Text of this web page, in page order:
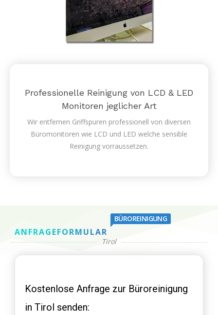
Professionelle Reinigung von LCD & LED
Monitoren jeglicher Art
Wir entfernen Griffspuren professionell von diversen
Büromonitoren wie LCD und LED welche sensible
Reinigung vorraussetzen.
ANFRAGEFORMULAR
BÜROREINIGUNG
Tirol
Kostenlose Anfrage zur Büroreinigung
in Tirol senden: